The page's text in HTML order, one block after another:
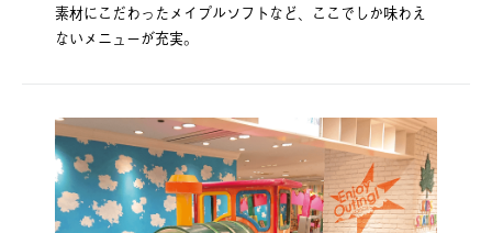
素材にこだわったメイプルソフトなど、ここでしか味わえ
ないメニューが充実。